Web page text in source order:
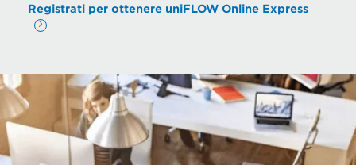
Registrati per ottenere uniFLOW Online Express